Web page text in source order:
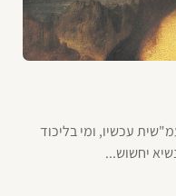
עכשיו, ומי בליכוד
יחשוש...